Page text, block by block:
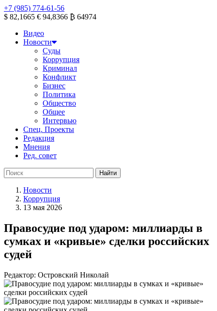
+7 (985) 774-61-56
$ 82,1665 € 94,8366 ₿ 64974
Видео
Новости
Суды
Коррупция
Криминал
Конфликт
Бизнес
Политика
Общество
Общее
Интервью
Спец. Проекты
Редакция
Мнения
Ред. совет
Новости
Коррупция
13 мая 2026
Правосудие под ударом: миллиарды в
сумках и «кривые» сделки российских
судей
Редактор: Островский Николай